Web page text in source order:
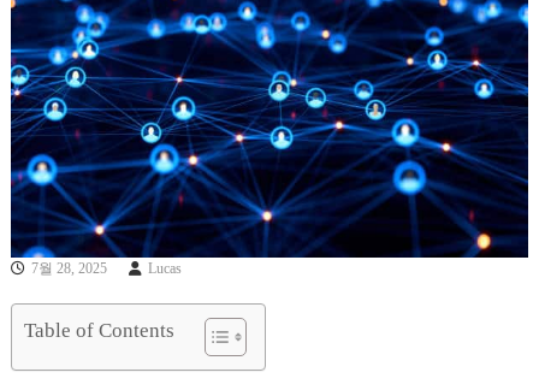
7월 28, 2025 Lucas
Table of Contents